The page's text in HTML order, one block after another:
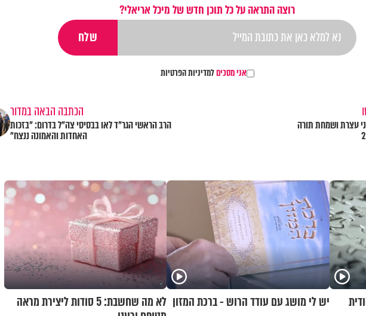
רוצה התראה על כל תוכן חדש של מיכל אריאלי?
אני מסכיםלמדיניות הפרטיות
עצרת ושמחת תורה
הכתבה הבאה במדור
הרב הראשי הגר"ד לאו בבסיסי צה"ל בדרום: "בזכות
האחדות והאמונה ננצח"
יש לי מושג עם עודד הרוש - ברכת המזון
לא מה שחשבת: 5 סודות ליצירת מראה